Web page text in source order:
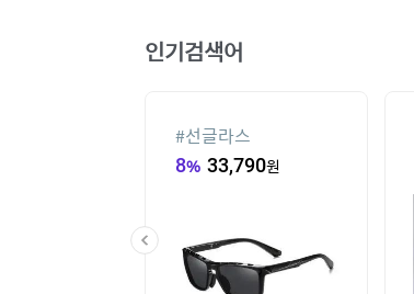
인기검색어
#선글라스
8% 33,790원